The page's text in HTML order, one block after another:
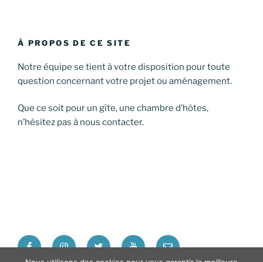
À PROPOS DE CE SITE
Notre équipe se tient à votre disposition pour toute
question concernant votre projet ou aménagement.
Que ce soit pour un gîte, une chambre d’hôtes,
n’hésitez pas à nous contacter.
FacebookInstagramTwitter YoutubeE-